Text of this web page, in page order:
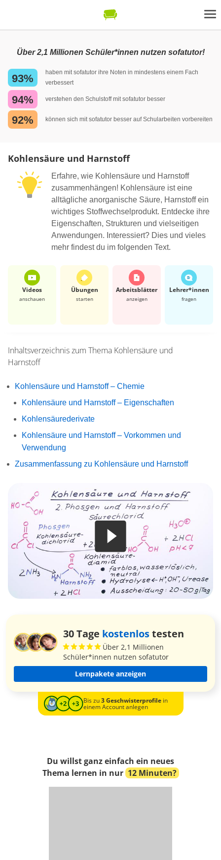
Über 2,1 Millionen Schüler*innen nutzen sofatutor!
93%
haben mit sofatutor ihre Noten in mindestens einem Fach
verbessert
94% verstehen den Schulstoff mit sofatutor besser
92% können sich mit sofatutor besser auf Schularbeiten vorbereiten
Kohlensäure und Harnstoff
Erfahre, wie Kohlensäure und Harnstoff
zusammenhängen! Kohlensäure ist eine
alltägliche anorganische Säure, Harnstoff ein
wichtiges Stoffwechselprodukt. Entdecke ihre
Eigenschaften, Strukturen und vielseitigen
Anwendungen. Interessiert? Dies und vieles
mehr findest du im folgenden Text.
Videos
anschauen
Übungen
starten
Arbeits­blätter
anzeigen
Lehrer*​innen
fragen
Inhaltsverzeichnis zum Thema Kohlensäure und
Harnstoff
Kohlensäure und Harnstoff – Chemie
Kohlensäure und Harnstoff – Eigenschaften
Kohlensäurederivate
Kohlensäure und Harnstoff – Vorkommen und
Verwendung
Zusammenfassung zu Kohlensäure und Harnstoff
30 Tage kostenlostesten
Über 2,1 Millionen
Schüler*innen nutzen sofatutor
Lernpakete anzeigen
Bis zu3 Geschwisterprofilein
einem Account anlegen
Du willst ganz einfach ein neues
Thema lernen in nur 12 Minuten?